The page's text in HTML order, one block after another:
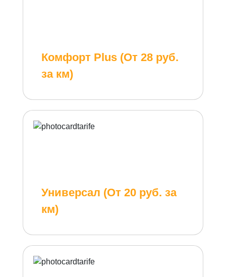
Комфорт Plus (От 28 руб.
за км)
Универсал (От 20 руб. за
км)